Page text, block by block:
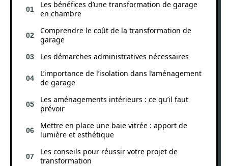
Les bénéfices d’une transformation de garage
en chambre
Comprendre le coût de la transformation de
garage
Les démarches administratives nécessaires
L’importance de l’isolation dans l’aménagement
de garage
Les aménagements intérieurs : ce qu’il faut
prévoir
Mettre en place une baie vitrée : apport de
lumière et esthétique
Les conseils pour réussir votre projet de
transformation